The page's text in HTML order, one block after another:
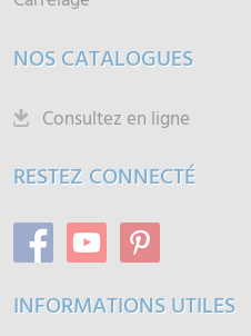
NOS CATALOGUES
Consultez en ligne
RESTEZ CONNECTÉ
INFORMATIONS UTILES